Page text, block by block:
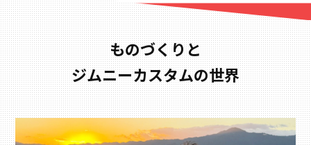
ものづくりと
ジムニーカスタムの世界